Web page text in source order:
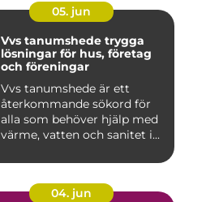
05. jun
Vvs tanumshede trygga
lösningar för hus, företag
och föreningar
Vvs tanumshede är ett
återkommande sökord för
alla som behöver hjälp med
värme, vatten och sanitet i...
04. jun